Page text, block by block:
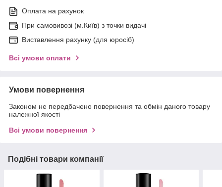
Оплата на рахунок
При самовивозі (м.Київ) з точки видачі
Виставлення рахунку (для юросіб)
Всі умови оплати
Умови повернення
Законом не передбачено повернення та обмін даного товару
належної якості
Всі умови повернення
Подібні товари компанії